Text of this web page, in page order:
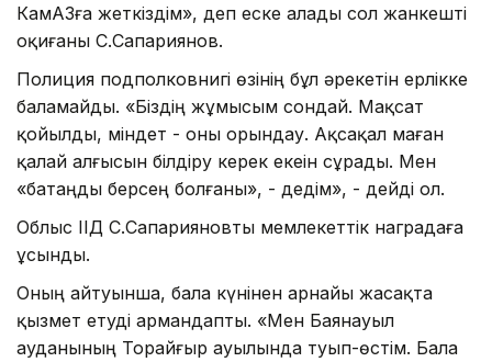
КамАЗға жеткіздім», деп еске алады сол жанкешті
оқиғаны С.Сапариянов.
Полиция подполковнигі өзінің бұл әрекетін ерлікке
баламайды. «Біздің жұмысым сондай. Мақсат
қойылды, міндет - оны орындау. Ақсақал маған
қалай алғысын білдіру керек екеін сұрады. Мен
«батаңды берсең болғаны», - дедім», - дейді ол.
Облыс ІІД С.Сапарияновты мемлекеттік наградаға
ұсынды.
Оның айтуынша, бала күнінен арнайы жасақта
қызмет етуді армандапты. «Мен Баянауыл
ауданының Торайғыр ауылында туып-өстім. Бала